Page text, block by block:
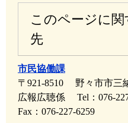
このページに
先
市民協働課
〒921-8510
野々市市三
広報広聴係
Tel：076-
Fax：076-227-6259